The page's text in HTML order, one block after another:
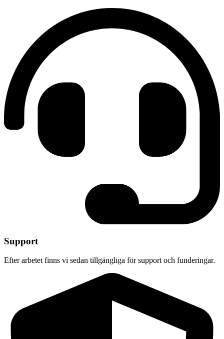
Support
Efter arbetet finns vi sedan tillgängliga för support och funderingar.